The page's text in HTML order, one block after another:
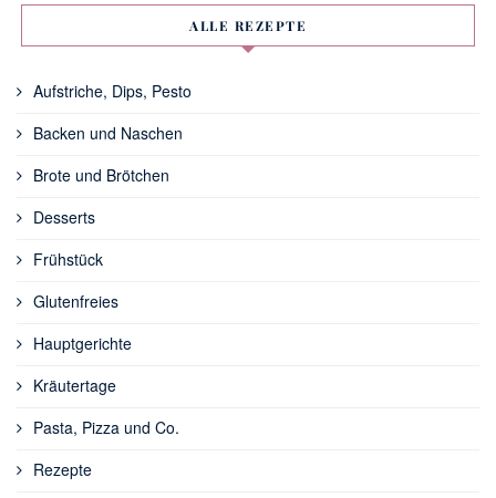
ALLE REZEPTE
Aufstriche, Dips, Pesto
Backen und Naschen
Brote und Brötchen
Desserts
Frühstück
Glutenfreies
Hauptgerichte
Kräutertage
Pasta, Pizza und Co.
Rezepte